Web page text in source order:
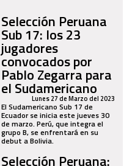
Selección Peruana
Sub 17: los 23
jugadores
convocados por
Pablo Zegarra para
el Sudamericano
Lunes 27 de Marzo del 2023
El Sudamericano Sub 17 de
Ecuador se inicia este jueves 30
de marzo. Perú, que integra el
grupo B, se enfrentará en su
debut a Bolivia.
Selección Peruana: